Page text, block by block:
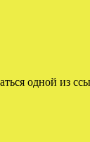
одной из